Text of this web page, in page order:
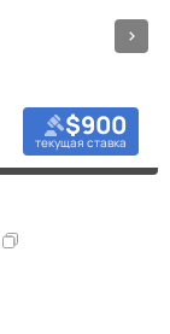
$900
текущая ставка